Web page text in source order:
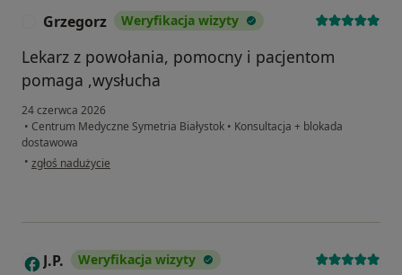
Grzegorz Weryfikacja wizyty
Lekarz z powołania, pomocny i pacjentom
pomaga ,wysłucha
24 czerwca 2026
• Centrum Medyczne Symetria Białystok • Konsultacja + blokada
dostawowa
• w opinii użytkownika Grzegorz
zgłoś nadużycie
J J.P. Weryfikacja wizyty